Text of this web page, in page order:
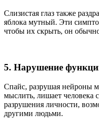
Слизистая глаз также
яблока мутный. Эти
чтобы их скрыть, он
5. Нарушение
Спайс, разрушая нейроны
мыслить, лишает человека
разрушения личности,
другими людьми.